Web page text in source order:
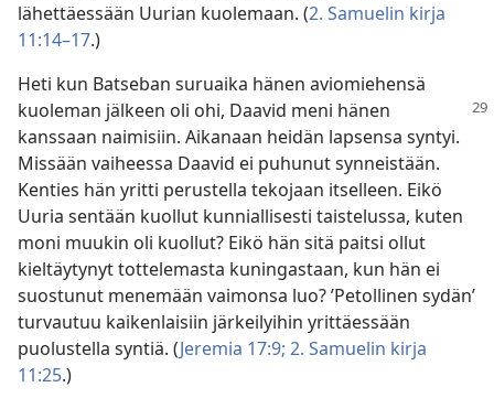
lähettäessään Uurian kuolemaan. (2. Samuelin kirja
11:14–17.)
Heti kun Batseban suruaika hänen aviomiehensä
kuoleman jälkeen oli ohi, Daavid meni hänen
kanssaan naimisiin. Aikanaan heidän lapsensa syntyi.
Missään vaiheessa Daavid ei puhunut synneistään.
Kenties hän yritti perustella tekojaan itselleen. Eikö
Uuria sentään kuollut kunniallisesti taistelussa, kuten
moni muukin oli kuollut? Eikö hän sitä paitsi ollut
kieltäytynyt tottelemasta kuningastaan, kun hän ei
suostunut menemään vaimonsa luo? ’Petollinen sydän’
turvautuu kaikenlaisiin järkeilyihin yrittäessään
puolustella syntiä. (Jeremia 17:9; 2. Samuelin kirja
11:25.)